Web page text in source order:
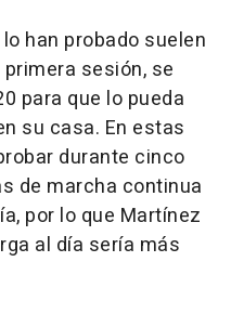
han probado suelen
sesión, se
para que lo pueda
su casa. En estas
durante cinco
de marcha continua
por lo que Martínez
al día sería más